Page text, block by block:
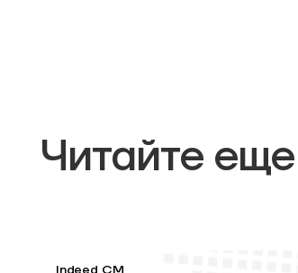
Читайте еще